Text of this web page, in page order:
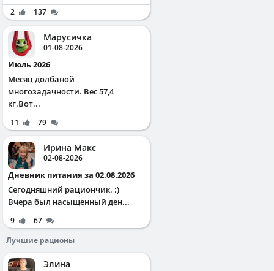
2 137
Марусичка
01-08-2026
Июль 2026
Месяц долбаной
многозадачности. Вес 57,4
кг.Вот...
11 79
Ирина Макс
02-08-2026
Дневник питания за 02.08.2026
Сегодняшний рациончик. :)
Вчера был насыщенный ден...
9
67
Лучшие рационы
Элина